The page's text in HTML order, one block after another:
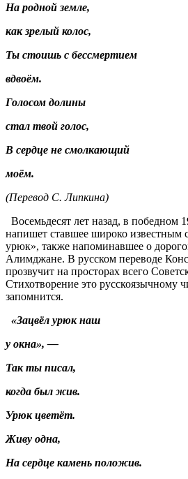
На родной земле,
как зрелый колос,
Ты стоишь с бессмертием
вдвоём.
Голосом долины
стал твой голос,
В сердце не смолкающий
моём.
(Перевод С. Липкина)
Восемьдесят лет назад, в победном
напишет ставшее широко известным
урюк», также напоминавшее о
Алимджане. В русском переводе
прозвучит на просторах всего
Стихотворение это русскоязычному
запомнится.
«Зацвёл урюк наш
у окна», —
Так ты писал,
когда был жив.
Урюк цветёт.
Живу одна,
На сердце камень положив.